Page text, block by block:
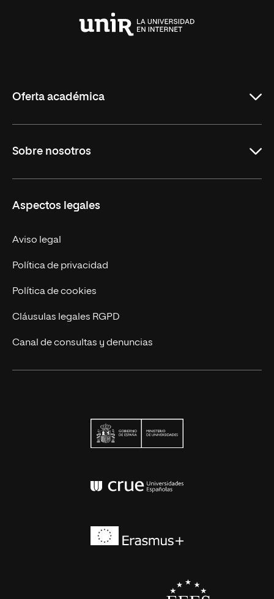
Oferta académica
Maestrías
Sobre nosotros
Trabaja en UNIR
Actualidad UNIR
Contáctanos
Aspectos legales
Aviso legal
Política de privacidad
Política de cookies
Cláusulas legales RGPD
Canal de consultas y denuncias